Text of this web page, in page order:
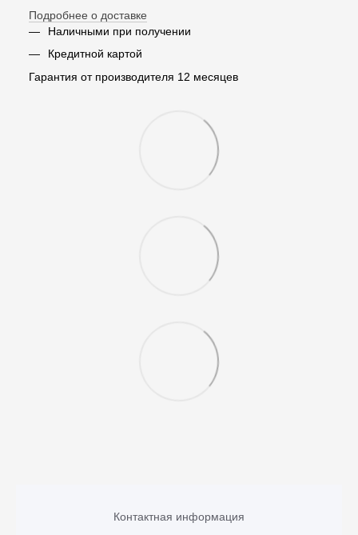
Подробнее о доставке
Наличными при получении
Кредитной картой
Гарантия от производителя 12 месяцев
Контактная информация